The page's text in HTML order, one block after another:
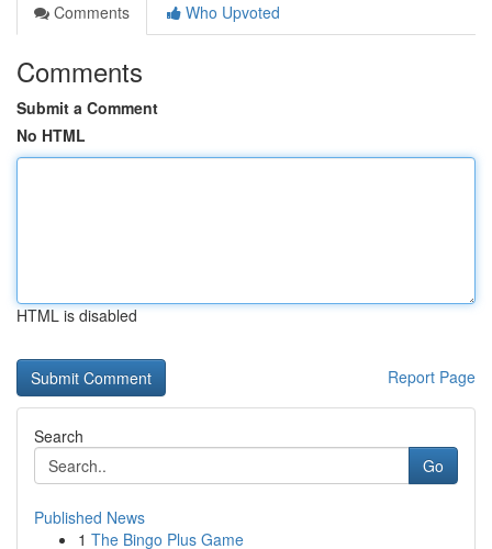
Comments
Who Upvoted
Comments
Submit a Comment
No HTML
HTML is disabled
Report Page
Search
Go
Published News
1 The Bingo Plus Game